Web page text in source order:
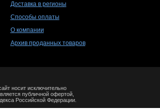
Доставка в регионы
Способы оплаты
О компании
Архив проданных товаров
носит исключительно
публичной офертой,
Российской Федерации.